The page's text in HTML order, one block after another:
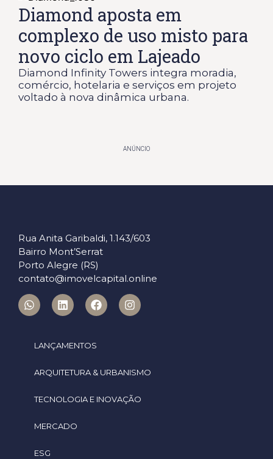
Diamond aposta em
complexo de uso misto para
novo ciclo em Lajeado
Diamond Infinity Towers integra moradia,
comércio, hotelaria e serviços em projeto
voltado à nova dinâmica urbana.
ANÚNCIO
Rua Anita Garibaldi, 1.143/603
Bairro Mont’Serrat
Porto Alegre (RS)
contato@imovelcapital.online
LANÇAMENTOS
ARQUITETURA & URBANISMO
TECNOLOGIA E INOVAÇÃO
MERCADO
ESG